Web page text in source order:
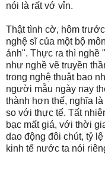
nói là rất vớ vỉn.
Thật tình cờ, hôm
nghệ sĩ của một bộ
ảnh". Thực ra thì nghề
như nghề vẽ truyền
trong nghệ thuật bao
người mẫu ngày nay
thành hơn thế, nghĩa
so với thực tế. Tất
bạc mất giá, với thời
dao động đôi chút, tỷ
kinh tế nước ta nói